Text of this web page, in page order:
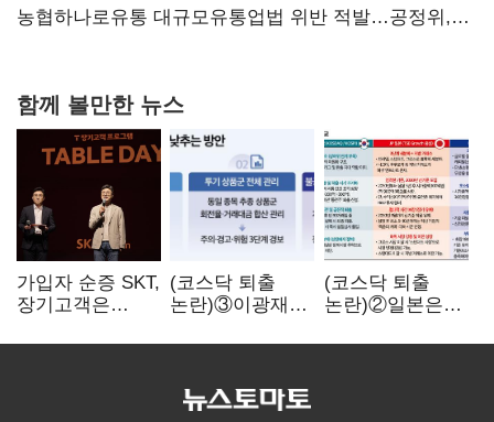
불만 확산
농협하나로유통 대규모유통업법 위반 적발…공정위,
함께 볼만한 뉴스
가입자 순증 SKT,
장기고객은
챙긴다
(코스닥 퇴출
논란)③이광재
자동차 없애지는
(코스닥 퇴출
논란)②일본은
기다려주는데